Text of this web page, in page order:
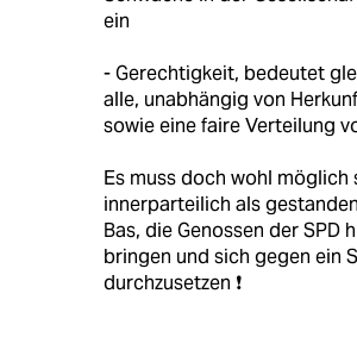
ein
- Gerechtigkeit, bedeutet
alle, unabhängig von
sowie eine faire Verteilung
Es muss doch wohl möglich
innerparteilich als
Bas, die Genossen der SPD
bringen und sich gegen ein
durchzusetzen ❗️